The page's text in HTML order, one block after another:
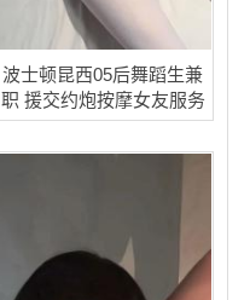
波士顿昆西05后舞蹈生兼
职 援交约炮按摩女友服务